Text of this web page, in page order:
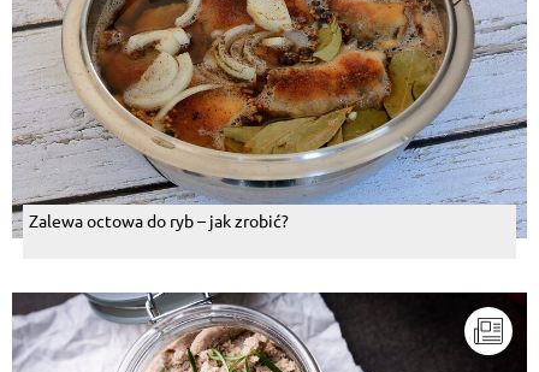
Zalewa octowa do ryb – jak zrobić?